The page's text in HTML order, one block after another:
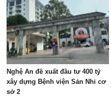
Nghệ An đề xuất đầu tư 400 tỷ
xây dựng Bệnh viện Sản Nhi cơ
sở 2